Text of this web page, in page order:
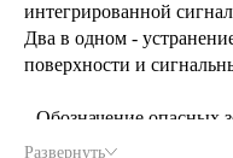
интегрированной
Два в одном -
поверхности и
- Обозначение опасных
наличия
Развернуть